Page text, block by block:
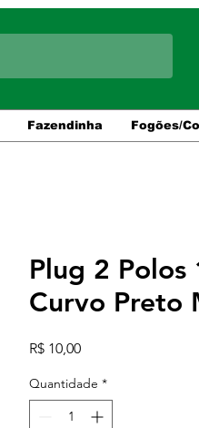
Fazendinha Fogões/
Plug 2 Polos
Curvo Preto
R$ 10,00Preço
Quantidade *